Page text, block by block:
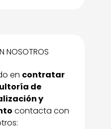
NOSOTROS
en contratar
de
y
contacta con